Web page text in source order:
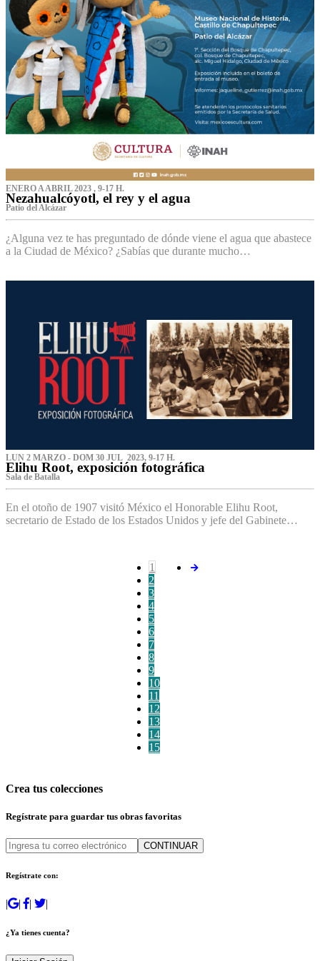
ENERO A ABRIL 2023 , 9-17 H.
Nezahualcóyotl, el rey y el agua
Patio del Alcázar
¿Alguna vez te has preguntado de dónde viene el agua que abastece
a la Ciudad de México? ¿Sabías que durante mucho…
LUN 2 MARZO - DOM 30 JUL 2023, 9-17 H.
Elihu Root, exposición fotográfica
Sala de Batalla
En el otoño de 1907 visitó México el Honorable Elihu Root,
secretario de Estado de los Estados Unidos y jefe del Gabinete…
1
2
3
4
5
6
7
8
9
10
11
12
13
14
15
Crea tus colecciones
Regístrate para guardar tus obras favoritas
CONTINUAR
Regístrate con:
| | | |
¿Ya tienes cuenta?